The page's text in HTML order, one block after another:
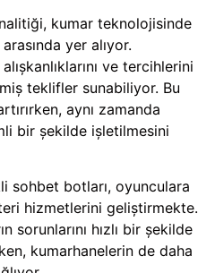
kumar teknolojisinde
yer alıyor.
ve tercihlerini
teklifler sunabiliyor. Bu
aynı zamanda
bir şekilde işletilmesini
sohbet botları, oyunculara
hizmetlerini geliştirmekte.
sorunlarını hızlı bir şekilde
kumarhanelerin de daha